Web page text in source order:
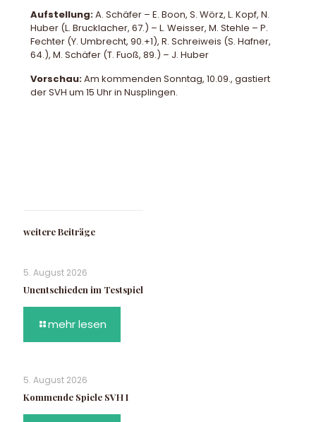
Aufstellung:A. Schäfer – E. Boon, S. Wörz, L. Kopf, N.
Huber (L. Brucklacher, 67.) – L. Weisser, M. Stehle – P.
Fechter (Y. Umbrecht, 90.+1), R. Schreiweis (S. Hafner,
64.), M. Schäfer (T. Fuoß, 89.) – J. Huber
Vorschau:Am kommenden Sonntag, 10.09., gastiert
der SVH um 15 Uhr in Nusplingen.
weitere Beiträge
5. August 2026
Unentschieden im Testspiel
mehr lesen
5. August 2026
Kommende Spiele SVH I